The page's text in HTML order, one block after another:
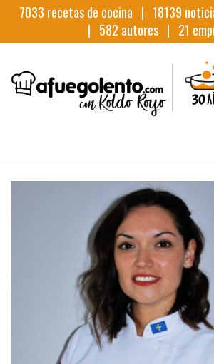
7033 recetas de cocina | 18139
| 582 autores | 21